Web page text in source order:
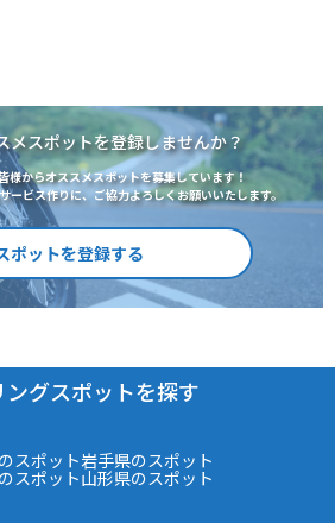
メスポットを登録しませんか？
様からオススメスポットを募集しています！
ービス作りに、ご協力よろしくお願いいたします。
ポットを登録する
グスポットを探す
スポット岩手県のスポット
スポット山形県のスポット